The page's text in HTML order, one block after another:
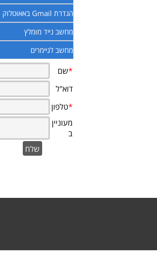
הגדרת Gmail באאוטלוק
מחשב נייד מומלץ
מחשב לגיימרים